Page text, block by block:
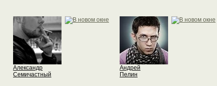
Александр
Семичастный
Андрей
Пелин